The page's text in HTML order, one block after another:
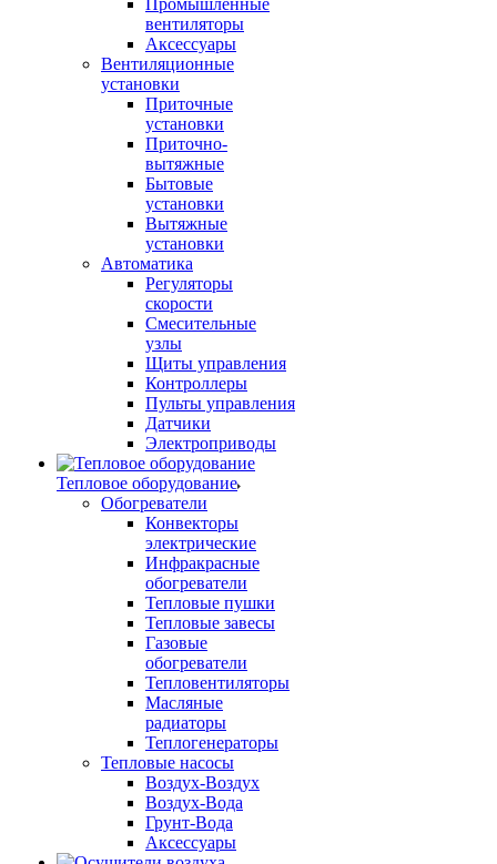
Промышленные
вентиляторы
Аксессуары
Вентиляционные
установки
Приточные
установки
Приточно-
вытяжные
Бытовые
установки
Вытяжные
установки
Автоматика
Регуляторы
скорости
Смесительные
узлы
Щиты управления
Контроллеры
Пульты управления
Датчики
Электроприводы
Тепловое оборудование
Обогреватели
Конвекторы
электрические
Инфракрасные
обогреватели
Тепловые пушки
Тепловые завесы
Газовые
обогреватели
Тепловентиляторы
Масляные
радиаторы
Теплогенераторы
Тепловые насосы
Воздух-Воздух
Воздух-Вода
Грунт-Вода
Аксессуары